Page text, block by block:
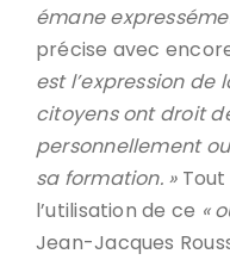
émane
précise avec
est l’expression de
citoyens ont droit
personnellement
sa formation. »Tout
l’utilisation de ce «
Jean-Jacques